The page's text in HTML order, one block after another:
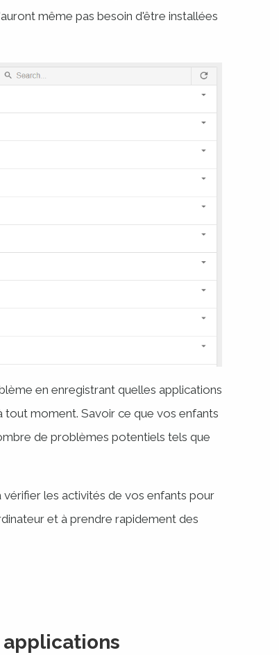
même pas besoin d'être installées
en enregistrant quelles applications
moment. Savoir ce que vos enfants
de problèmes potentiels tels que
les activités de vos enfants pour
et à prendre rapidement des
applications